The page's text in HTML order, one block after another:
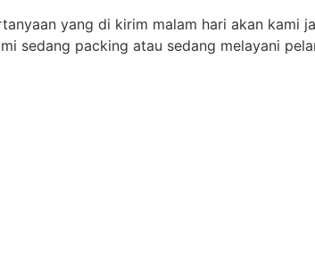
yang di kirim malam hari akan kami
sedang packing atau sedang melayani